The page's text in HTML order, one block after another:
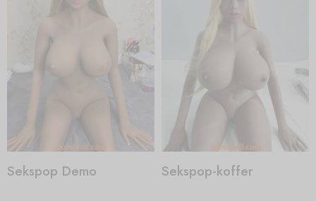
Sekspop Demo Sekspop-koffer